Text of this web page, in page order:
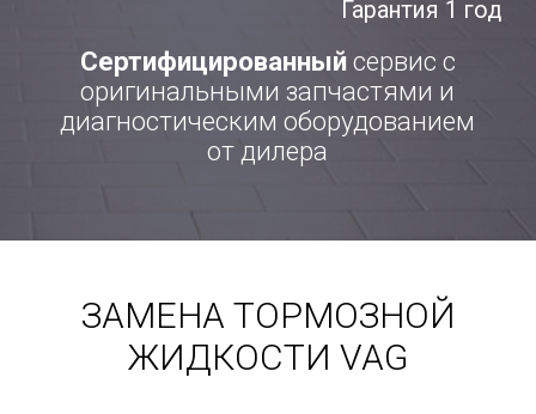
ЗАМЕНА ТОРМОЗНОЙ
ЖИДКОСТИ VAG